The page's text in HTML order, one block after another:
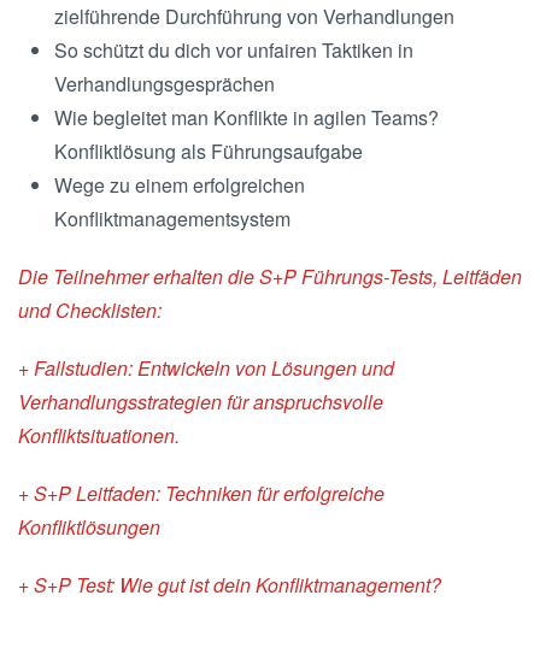
zielführende Durchführung von Verhandlungen
So schützt du dich vor unfairen Taktiken in
Verhandlungsgesprächen
Wie begleitet man Konflikte in agilen Teams?
Konfliktlösung als Führungsaufgabe
Wege zu einem erfolgreichen
Konfliktmanagementsystem
Die Teilnehmer erhalten die S+P Führungs-Tests, Leitfäden
und Checklisten:
+ Fallstudien: Entwickeln von Lösungen und
Verhandlungsstrategien für anspruchsvolle
Konfliktsituationen.
+ S+P Leitfaden: Techniken für erfolgreiche
Konfliktlösungen
+ S+P Test: Wie gut ist dein Konfliktmanagement?